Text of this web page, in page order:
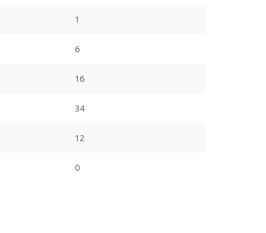
1
6
16
34
12
0